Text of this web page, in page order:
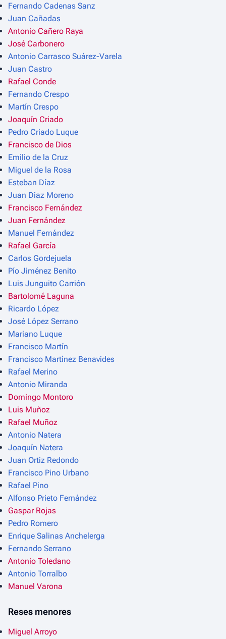
Fernando Cadenas Sanz
Juan Cañadas
Antonio Cañero Raya
José Carbonero
Antonio Carrasco Suárez-Varela
Juan Castro
Rafael Conde
Fernando Crespo
Martín Crespo
Joaquín Criado
Pedro Criado Luque
Francisco de Dios
Emilio de la Cruz
Miguel de la Rosa
Esteban Díaz
Juan Díaz Moreno
Francisco Fernández
Juan Fernández
Manuel Fernández
Rafael García
Carlos Gordejuela
Pío Jiménez Benito
Luis Junguito Carrión
Bartolomé Laguna
Ricardo López
José López Serrano
Mariano Luque
Francisco Martín
Francisco Martínez Benavides
Rafael Merino
Antonio Miranda
Domingo Montoro
Luis Muñoz
Rafael Muñoz
Antonio Natera
Joaquín Natera
Juan Ortiz Redondo
Francisco Pino Urbano
Rafael Pino
Alfonso Prieto Fernández
Gaspar Rojas
Pedro Romero
Enrique Salinas Anchelerga
Fernando Serrano
Antonio Toledano
Antonio Torralbo
Manuel Varona
Reses menores
Miguel Arroyo